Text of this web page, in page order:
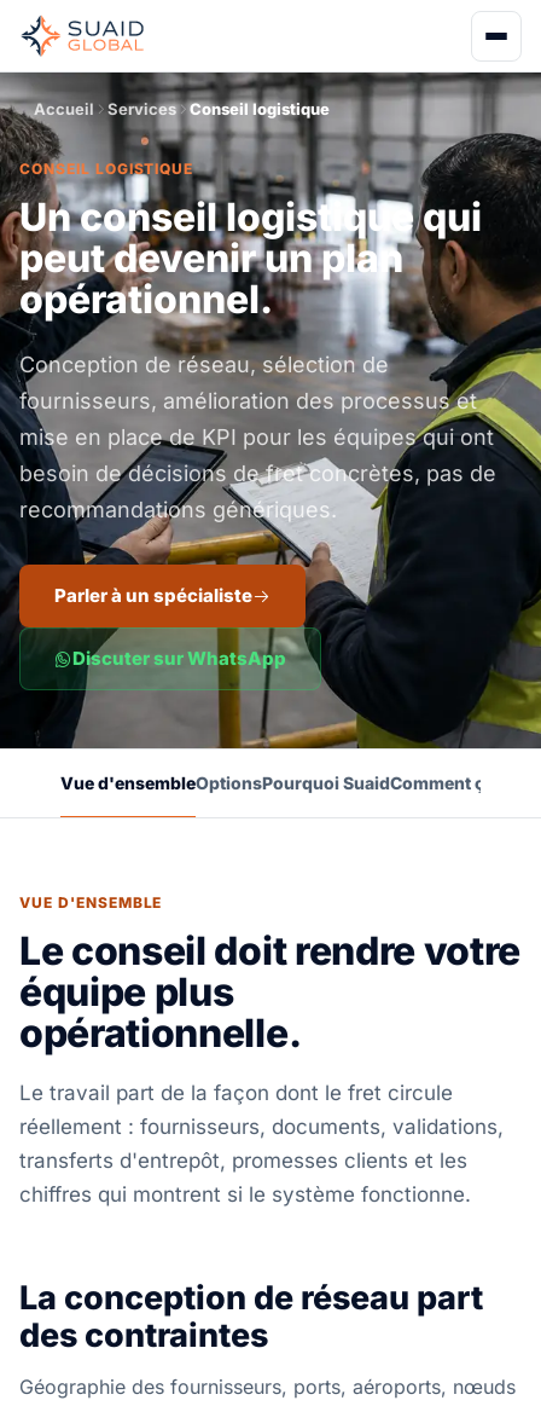
Accueil Services Conseil logistique
CONSEIL LOGISTIQUE
Un conseil logistique qui
peut devenir un plan
opérationnel.
Conception de réseau, sélection de
fournisseurs, amélioration des processus et
mise en place de KPI pour les équipes qui ont
besoin de décisions de fret concrètes, pas de
recommandations génériques.
Parler à un spécialiste
Discuter sur WhatsApp
Vue d'ensembleOptionsPourquoi SuaidComment ça
VUE D'ENSEMBLE
Le conseil doit rendre votre
équipe plus
opérationnelle.
Le travail part de la façon dont le fret circule
réellement : fournisseurs, documents, validations,
transferts d'entrepôt, promesses clients et les
chiffres qui montrent si le système fonctionne.
La conception de réseau part
des contraintes
Géographie des fournisseurs, ports, aéroports, nœuds